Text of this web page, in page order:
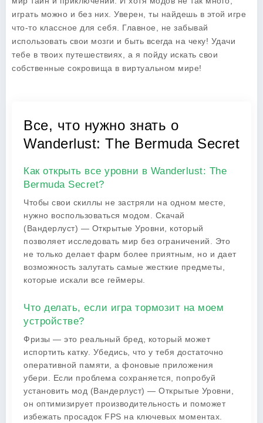
играть можно и без них. Уверен, ты найдешь в этой игре
что-то классное для себя. Главное, не забывай
использовать свои мозги и быть всегда на чеку! Удачи
тебе в твоих путешествиях, а я пойду искать свои
собственные сокровища в виртуальном мире!
Все, что нужно знать о
Wanderlust: The Bermuda Secret
Как открыть все уровни в Wanderlust: The
Bermuda Secret?
Чтобы свои скиллы не застряли на одном месте,
нужно воспользоваться модом. Скачай
(Вандерлуст) — Открытые Уровни, который
позволяет исследовать мир без ограничений. Это
не только делает фарм более приятным, но и дает
возможность залутать самые жесткие предметы,
которые искали все геймеры.
Что делать, если игра тормозит на моем
устройстве?
Фризы — это реальный бред, который может
испортить катку. Убедись, что у тебя достаточно
оперативной памяти, а фоновые приложения
убери. Если проблема сохраняется, попробуй
установить мод (Вандерлуст) — Открытые Уровни,
он оптимизирует производительность и поможет
избежать просадок FPS на ключевых моментах.